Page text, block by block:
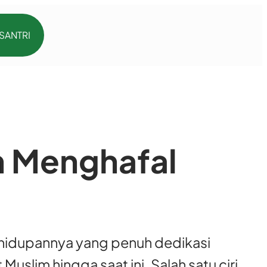
Menghafal
yang penuh dedikasi